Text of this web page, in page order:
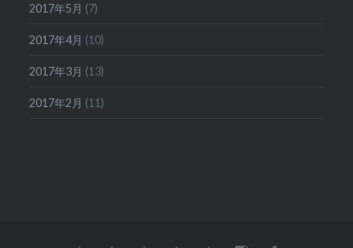
2017年5月 (7)
2017年4月 (10)
2017年3月 (13)
2017年2月 (11)